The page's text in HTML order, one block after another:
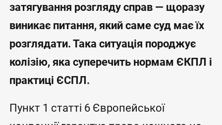
затягування розгляду справ — щоразу
виникає питання, який саме суд має їх
розглядати. Така ситуація породжує
колізію, яка суперечить нормам ЄКПЛ і
практиці ЄСПЛ.
Пункт 1 статті 6 Європейської